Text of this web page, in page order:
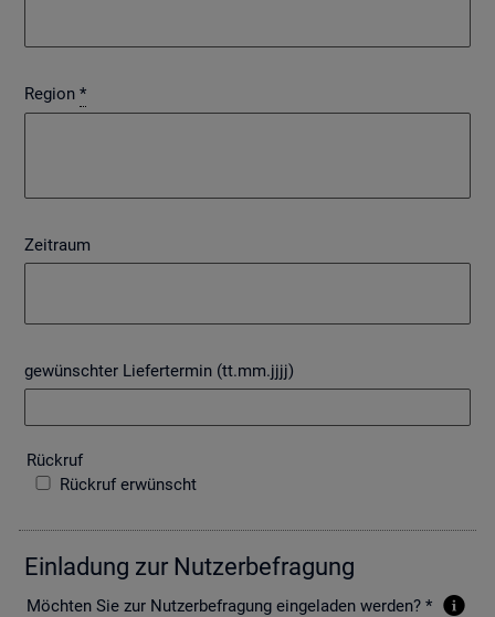
Region *
Zeitraum
gewünschter Liefertermin (tt.mm.jjjj)
Rück­ruf
Rückruf erwünscht
Ein­la­dung zur Nut­zer­be­fra­gung
Möch­ten Sie zur Nut­zer­be­fra­gung ein­ge­la­den wer­den? *